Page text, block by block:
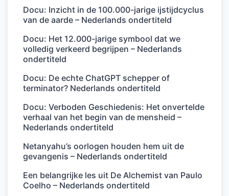
Docu: Inzicht in de 100.000-jarige ijstijdcyclus
van de aarde – Nederlands ondertiteld
Docu: Het 12.000-jarige symbool dat we
volledig verkeerd begrijpen – Nederlands
ondertiteld
Docu: De echte ChatGPT schepper of
terminator? Nederlands ondertiteld
Docu: Verboden Geschiedenis: Het onvertelde
verhaal van het begin van de mensheid –
Nederlands ondertiteld
Netanyahu’s oorlogen houden hem uit de
gevangenis – Nederlands ondertiteld
Een belangrijke les uit De Alchemist van Paulo
Coelho – Nederlands ondertiteld